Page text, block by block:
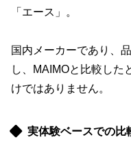
「エース」。
国内メーカーであり、
し、MAIMOと比較した
けではありません。
実体験ベースでの比